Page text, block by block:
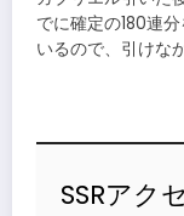
でに確定の180連
いるので、引けな
SSRアク